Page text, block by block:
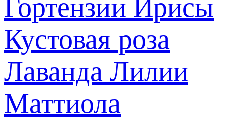
Гортензии Ирисы
Кустовая роза
Лаванда Лилии
Маттиола